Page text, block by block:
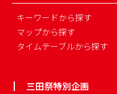
キーワードから探す
マップから探す
タイムテーブルから探す
三田祭特別企画